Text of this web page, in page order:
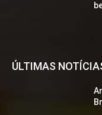
ÚLTIMAS